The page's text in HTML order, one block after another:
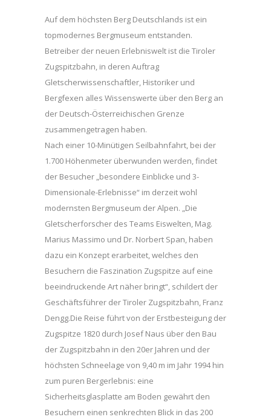
Auf dem höchsten Berg Deutschlands ist ein
topmodernes Bergmuseum entstanden.
Betreiber der neuen Erlebniswelt ist die Tiroler
Zugspitzbahn, in deren Auftrag
Gletscherwissenschaftler, Historiker und
Bergfexen alles Wissenswerte über den Berg an
der Deutsch-Österreichischen Grenze
zusammengetragen haben.
Nach einer 10-Minütigen Seilbahnfahrt, bei der
1.700 Höhenmeter überwunden werden, findet
der Besucher „besondere Einblicke und 3-
Dimensionale-Erlebnisse“ im derzeit wohl
modernsten Bergmuseum der Alpen. „Die
Gletscherforscher des Teams Eiswelten, Mag.
Marius Massimo und Dr. Norbert Span, haben
dazu ein Konzept erarbeitet, welches den
Besuchern die Faszination Zugspitze auf eine
beeindruckende Art näher bringt“, schildert der
Geschäftsführer der Tiroler Zugspitzbahn, Franz
Dengg.Die Reise führt von der Erstbesteigung der
Zugspitze 1820 durch Josef Naus über den Bau
der Zugspitzbahn in den 20er Jahren und der
höchsten Schneelage von 9,40 m im Jahr 1994 hin
zum puren Bergerlebnis: eine
Sicherheitsglasplatte am Boden gewährt den
Besuchern einen senkrechten Blick in das 200